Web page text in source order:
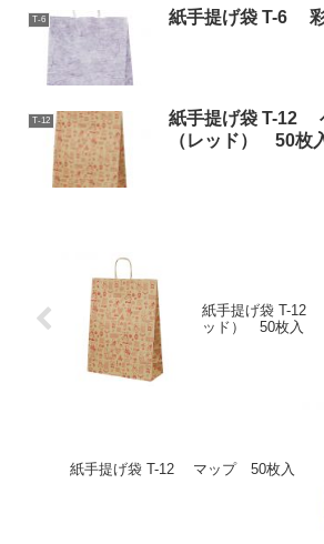
T-6 紙手提げ袋 T-6
T-12
紙手提げ袋 T-12
（レッド） 50枚
紙手提げ袋 T-12
ッド） 50枚入
紙手提げ袋 T-12 マップ 50枚入